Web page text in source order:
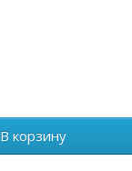
В корзину